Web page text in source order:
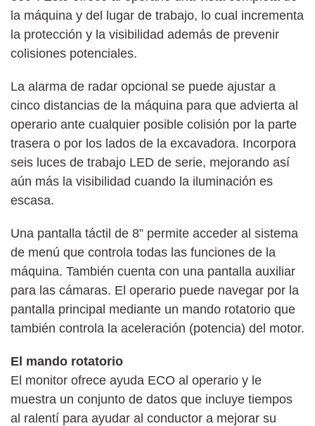
la máquina y del lugar de trabajo, lo cual incrementa
la protección y la visibilidad además de prevenir
colisiones potenciales.
La alarma de radar opcional se puede ajustar a
cinco distancias de la máquina para que advierta al
operario ante cualquier posible colisión por la parte
trasera o por los lados de la excavadora. Incorpora
seis luces de trabajo LED de serie, mejorando así
aún más la visibilidad cuando la iluminación es
escasa.
Una pantalla táctil de 8” permite acceder al sistema
de menú que controla todas las funciones de la
máquina. También cuenta con una pantalla auxiliar
para las cámaras. El operario puede navegar por la
pantalla principal mediante un mando rotatorio que
también controla la aceleración (potencia) del motor.
El mando rotatorio
El monitor ofrece ayuda ECO al operario y le
muestra un conjunto de datos que incluye tiempos
al ralentí para ayudar al conductor a mejorar su